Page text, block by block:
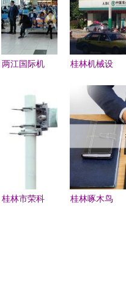
两江国际机
子产品指南
地址、电话
与周边服务
桂林机械设
电话、地址
与营业时间
一览
桂林市荣科
桂林啄木鸟